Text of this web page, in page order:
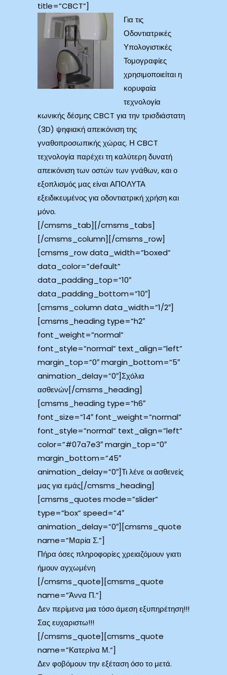
title=”CBCT”]
Για τις
Οδοντιατρικές
Υπολογιστικές
Τομογραφίες
χρησιμοποιείται η
κορυφαία
τεχνολογία
κωνικής δέσμης CBCT για την τρισδιάστατη
(3D) ψηφιακή απεικόνιση της
γναθοπροσωπικής χώρας. Η CBCT
τεχνολογία παρέχει τη καλύτερη δυνατή
απεικόνιση των οστών των γνάθων, και ο
εξοπλισμός μας είναι ΑΠΟΛΥΤΑ
εξειδικευμένος για οδοντιατρική χρήση και
μόνο.
[/cmsms_tab][/cmsms_tabs]
[/cmsms_column][/cmsms_row]
[cmsms_row data_width=”boxed”
data_color=”default”
data_padding_top=”10″
data_padding_bottom=”10″]
[cmsms_column data_width=”1/2″]
[cmsms_heading type=”h2″
font_weight=”normal”
font_style=”normal” text_align=”left”
margin_top=”0″ margin_bottom=”5″
animation_delay=”0″]Σχόλια
ασθενών[/cmsms_heading]
[cmsms_heading type=”h6″
font_size=”14″ font_weight=”normal”
font_style=”normal” text_align=”left”
color=”#07a7e3″ margin_top=”0″
margin_bottom=”45″
animation_delay=”0″]Τι λένε οι ασθενείς
μας για εμάς[/cmsms_heading]
[cmsms_quotes mode=”slider”
type=”box” speed=”4″
animation_delay=”0″][cmsms_quote
name=”Μαρία Σ.”]
Πήρα όσες πληροφορίες χρειαζόμουν γιατι
ήμουν αγχωμένη
[/cmsms_quote][cmsms_quote
name=”Άννα Π.”]
Δεν περίμενα μια τόσο άμεση εξυπηρέτηση!!!
Σας ευχαριστω!!!
[/cmsms_quote][cmsms_quote
name=”Κατερίνα Μ.”]
Δεν φοβόμουν την εξέταση όσο το μετά.